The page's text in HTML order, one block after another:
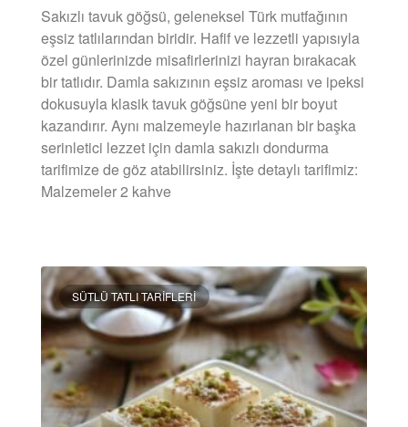
Sakızlı tavuk göğsü, geleneksel Türk mutfağının
eşsiz tatlılarından biridir. Hafif ve lezzetli yapısıyla
özel günlerinizde misafirlerinizi hayran bırakacak
bir tatlıdır. Damla sakızının eşsiz aroması ve ipeksi
dokusuyla klasik tavuk göğsüne yeni bir boyut
kazandırır. Aynı malzemeyle hazırlanan bir başka
serinletici lezzet için damla sakızlı dondurma
tarifimize de göz atabilirsiniz. İşte detaylı tarifimiz:
Malzemeler 2 kahve
SÜTLÜ TATLI TARIFLERI